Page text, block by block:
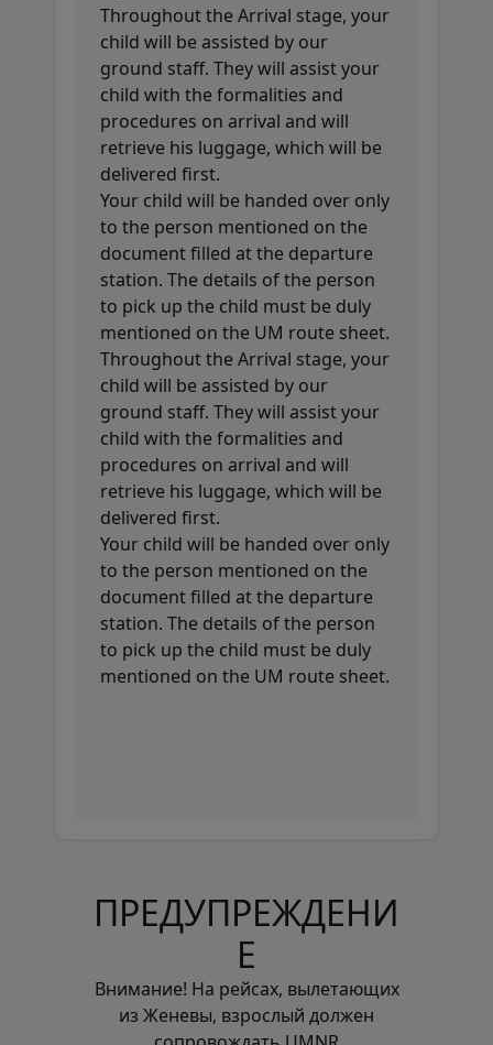
Throughout the Arrival stage, your
child will be assisted by our
ground staff. They will assist your
child with the formalities and
procedures on arrival and will
retrieve his luggage, which will be
delivered first.
Your child will be handed over only
to the person mentioned on the
document filled at the departure
station. The details of the person
to pick up the child must be duly
mentioned on the UM route sheet.
Throughout the Arrival stage, your
child will be assisted by our
ground staff. They will assist your
child with the formalities and
procedures on arrival and will
retrieve his luggage, which will be
delivered first.
Your child will be handed over only
to the person mentioned on the
document filled at the departure
station. The details of the person
to pick up the child must be duly
mentioned on the UM route sheet.
ПРЕДУПРЕЖДЕНИ
Е
Внимание! На рейсах, вылетающих
из Женевы, взрослый должен